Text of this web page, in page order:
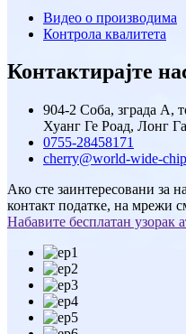
Видео о производима
Контрола квалитета
Контактирајте
904-2 Соба, зграда
Хуанг Ге Роад, Лонг
0755-28458171
cherry@world-wide-
Ако сте заинтересовани за
контакт податке, на мрежи
Набавите бесплатан узорак